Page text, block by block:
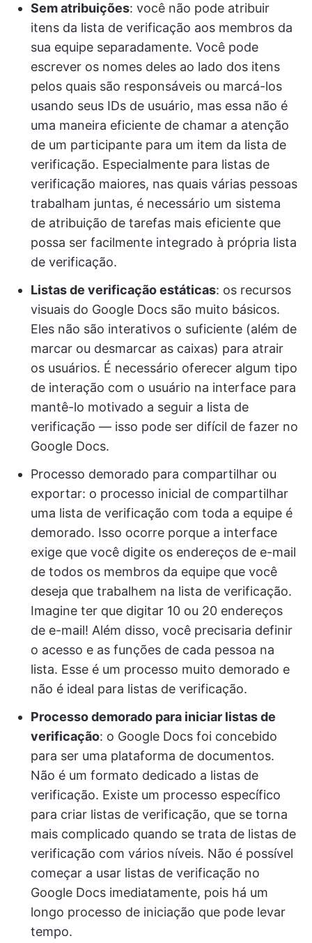
Sem atribuições: você não pode atribuir
itens da lista de verificação aos membros da
sua equipe separadamente. Você pode
escrever os nomes deles ao lado dos itens
pelos quais são responsáveis ou marcá-los
usando seus IDs de usuário, mas essa não é
uma maneira eficiente de chamar a atenção
de um participante para um item da lista de
verificação. Especialmente para listas de
verificação maiores, nas quais várias pessoas
trabalham juntas, é necessário um sistema
de atribuição de tarefas mais eficiente que
possa ser facilmente integrado à própria lista
de verificação.
Listas de verificação estáticas: os recursos
visuais do Google Docs são muito básicos.
Eles não são interativos o suficiente (além de
marcar ou desmarcar as caixas) para atrair
os usuários. É necessário oferecer algum tipo
de interação com o usuário na interface para
mantê-lo motivado a seguir a lista de
verificação — isso pode ser difícil de fazer no
Google Docs.
Processo demorado para compartilhar ou
exportar: o processo inicial de compartilhar
uma lista de verificação com toda a equipe é
demorado. Isso ocorre porque a interface
exige que você digite os endereços de e-mail
de todos os membros da equipe que você
deseja que trabalhem na lista de verificação.
Imagine ter que digitar 10 ou 20 endereços
de e-mail! Além disso, você precisaria definir
o acesso e as funções de cada pessoa na
lista. Esse é um processo muito demorado e
não é ideal para listas de verificação.
Processo demorado para iniciar listas de
verificação: o Google Docs foi concebido
para ser uma plataforma de documentos.
Não é um formato dedicado a listas de
verificação. Existe um processo específico
para criar listas de verificação, que se torna
mais complicado quando se trata de listas de
verificação com vários níveis. Não é possível
começar a usar listas de verificação no
Google Docs imediatamente, pois há um
longo processo de iniciação que pode levar
tempo.